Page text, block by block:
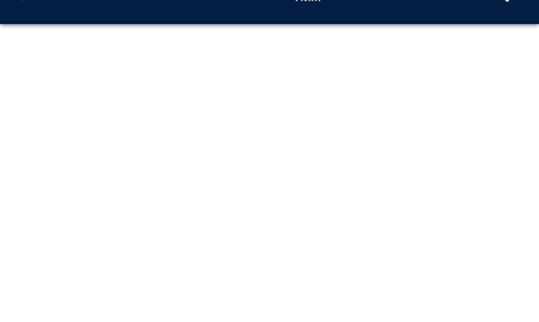
الاتصال بالموقع
المسابر
الموت الزرقاء ادوات